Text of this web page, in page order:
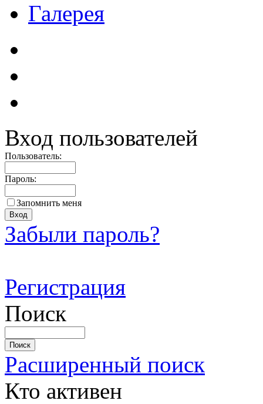
Галерея
Вход пользователей
Пользователь:
Пароль:
Запомнить меня
Забыли пароль?
Регистрация
Поиск
Расширенный поиск
Кто активен